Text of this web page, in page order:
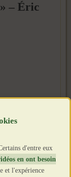
– Éric
d'entre eux
en ont besoin
et l'expérience